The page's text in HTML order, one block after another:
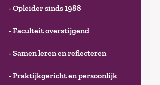
- Opleider sinds 1988
- Faculteit overstijgend
- Samen leren en reflecteren
- Praktijkgericht en persoonlijk